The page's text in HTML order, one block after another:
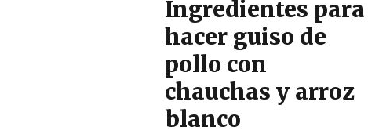
Ingredientes para
hacer guiso de
pollo con
chauchas y arroz
blanco